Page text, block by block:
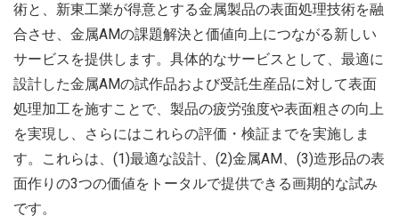
術と、新東工業が得意とする金属製品の表面処理技術を融
合させ、金属AMの課題解決と価値向上につながる新しい
サービスを提供します。具体的なサービスとして、最適に
設計した金属AMの試作品および受託生産品に対して表面
処理加工を施すことで、製品の疲労強度や表面粗さの向上
を実現し、さらにはこれらの評価・検証までを実施しま
す。これらは、(1)最適な設計、(2)金属AM、(3)造形品の表
面作りの3つの価値をトータルで提供できる画期的な試み
です。